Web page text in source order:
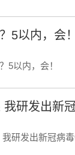
5以内，会！
以内，会！
我研发出新
研发出新冠病